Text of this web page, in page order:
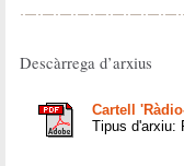
Descàrrega d’arxius
Cartell
Tipus d'arxiu: